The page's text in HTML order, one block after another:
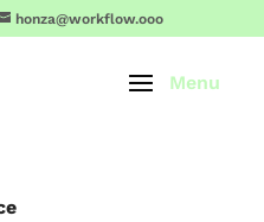
honza@workflow.ooo